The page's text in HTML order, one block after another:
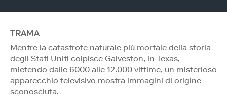
TRAMA
Mentre la catastrofe naturale più mortale della storia
degli Stati Uniti colpisce Galveston, in Texas,
mietendo dalle 6000 alle 12.000 vittime, un misterioso
apparecchio televisivo mostra immagini di origine
sconosciuta.